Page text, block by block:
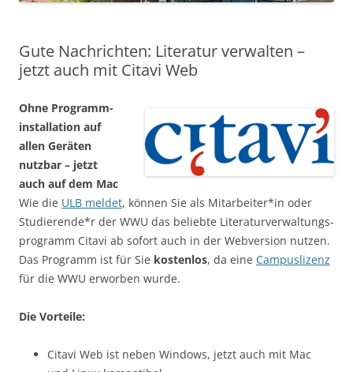
Gute Nachrichten: Literatur verwalten –
jetzt auch mit Citavi Web
Ohne Programm­
installation auf
allen Geräten
nutzbar – jetzt
auch auf dem Mac
Wie die ULB meldet, können Sie als Mitarbeiter*in oder
Studierende*r der WWU das beliebte Literatur­verwaltungs­
programm Citavi ab sofort auch in der Webversion nutzen.
Das Programm ist für Sie kostenlos, da eine Campuslizenz
für die WWU erworben wurde.
Die Vorteile:
Citavi Web ist neben Windows, jetzt auch mit Mac